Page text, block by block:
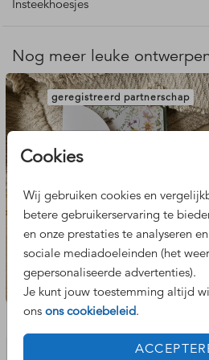
Cookies
Wij gebruiken cookies en
betere gebruikerservaring te
en onze prestaties te analyseren
sociale mediadoeleinden (het
gepersonaliseerde advertenties).
Je kunt jouw toestemming altijd
ons ons cookiebeleid.
trouwuitnodiging heeft een
typische Griekse kleuren, blauw en
zon geeft een vrolijke zomerse touch.
Bij dit insteekmapje pastdeze
worden besteld.
Insteekhoesjes
Nog meer leuke
geregistreerd partnerschap
Bekijk de complete set